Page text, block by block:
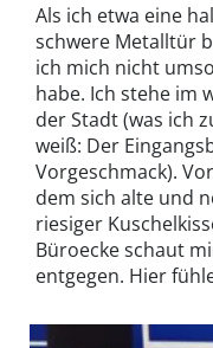
Als ich etwa eine
schwere Metalltür
ich mich nicht
habe. Ich stehe im
der Stadt (was ich
weiß: Der
Vorgeschmack).
dem sich alte und
riesiger
Büroecke schaut
entgegen. Hier